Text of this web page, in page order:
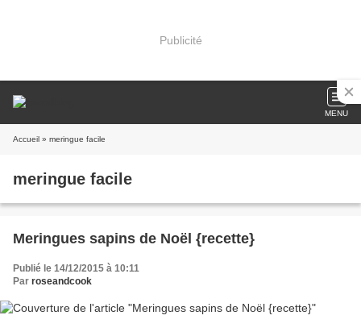
Publicité
MENU
Accueil » meringue facile
meringue facile
Meringues sapins de Noël {recette}
Publié le 14/12/2015 à 10:11
Par roseandcook